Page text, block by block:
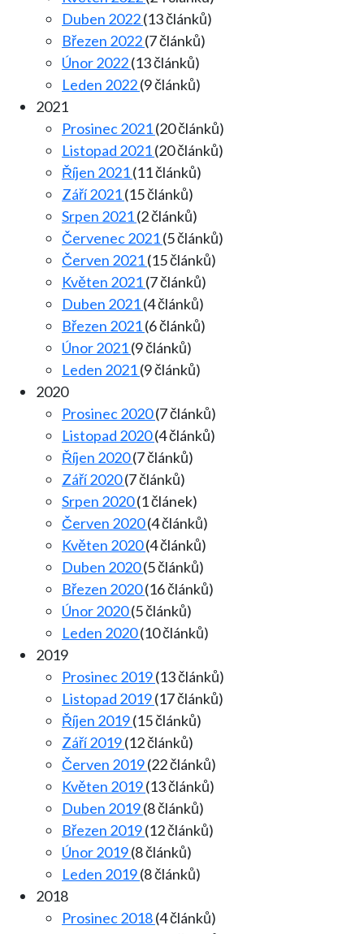
Duben 2022(13 článků)
Březen 2022(7 článků)
Únor 2022(13 článků)
Leden 2022(9 článků)
2021
Prosinec 2021(20 článků)
Listopad 2021(20 článků)
Říjen 2021(11 článků)
Září 2021(15 článků)
Srpen 2021(2 článků)
Červenec 2021(5 článků)
Červen 2021(15 článků)
Květen 2021(7 článků)
Duben 2021(4 článků)
Březen 2021(6 článků)
Únor 2021(9 článků)
Leden 2021(9 článků)
2020
Prosinec 2020(7 článků)
Listopad 2020(4 článků)
Říjen 2020(7 článků)
Září 2020(7 článků)
Srpen 2020(1 článek)
Červen 2020(4 článků)
Květen 2020(4 článků)
Duben 2020(5 článků)
Březen 2020(16 článků)
Únor 2020(5 článků)
Leden 2020(10 článků)
2019
Prosinec 2019(13 článků)
Listopad 2019(17 článků)
Říjen 2019(15 článků)
Září 2019(12 článků)
Červen 2019(22 článků)
Květen 2019(13 článků)
Duben 2019(8 článků)
Březen 2019(12 článků)
Únor 2019(8 článků)
Leden 2019(8 článků)
2018
Prosinec 2018(4 článků)